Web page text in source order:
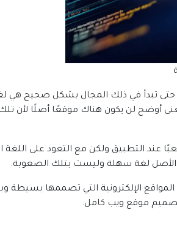
أوضح لن يكون هناك موقعًا أصلًا لأن تلك
عند التطبيق ولكن مع التعود على اللغة
لغة سهلة وليست بتلك الصعوبة.
الإلكترونية التي تصممها بسيطة
موقع ويب كامل.